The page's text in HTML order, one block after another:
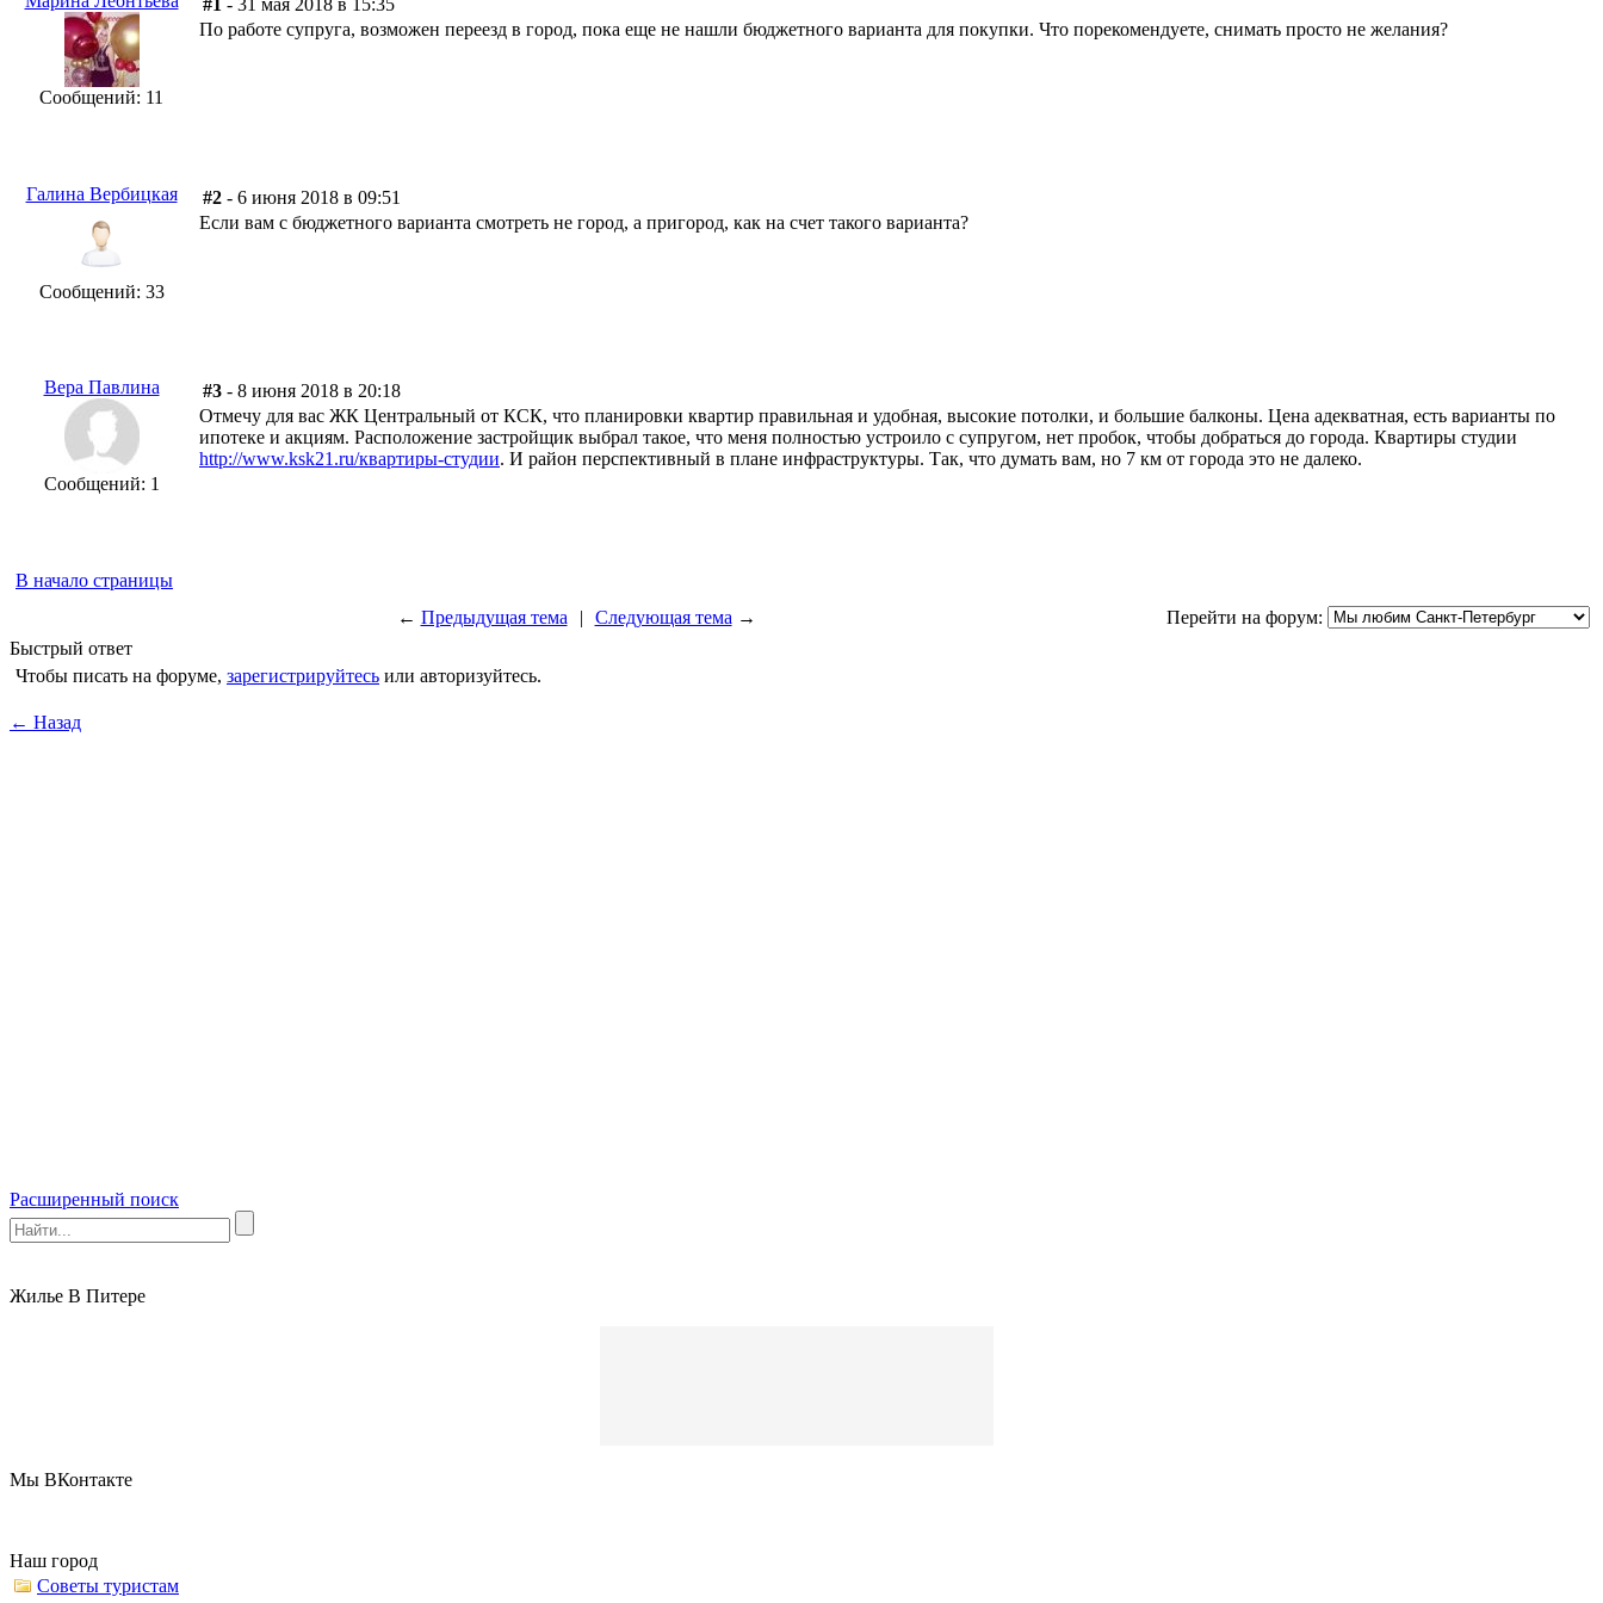
Сообщений: 11
По работе супруга, возможен переезд в город, пока еще не нашли бюджетного варианта для покупки. Что порекомендуете, снимать просто не желания?
Галина Вербицкая
Сообщений: 33
#2 - 6 июня 2018 в 09:51
Если вам с бюджетного варианта смотреть не город, а пригород, как на счет такого варианта?
Вера Павлина
Сообщений: 1
#3 - 8 июня 2018 в 20:18
Отмечу для вас ЖК Центральный от КСК, что планировки квартир правильная и удобная, высокие потолки, и большие балконы. Цена адекватная, есть варианты по
ипотеке и акциям. Расположение застройщик выбрал такое, что меня полностью устроило с супругом, нет пробок, чтобы добраться до города. Квартиры студии
http://www.ksk21.ru/квартиры-студии. И район перспективный в плане инфраструктуры. Так, что думать вам, но 7 км от города это не далеко.
В начало страницы
← Предыдущая тема | Следующая тема →
Перейти на форум:
Быстрый ответ
Чтобы писать на форуме, зарегистрируйтесь или авторизуйтесь.
← Назад
Расширенный поиск
Жилье В Питере
Мы ВКонтакте
Наш город
Советы туристам